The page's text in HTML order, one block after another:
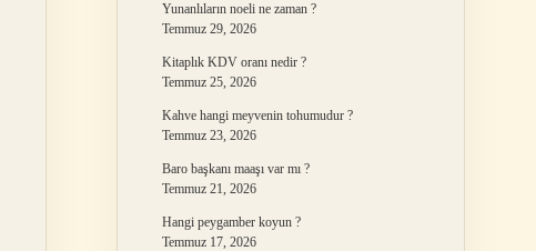
Yunanlıların noeli ne zaman ?
Temmuz 29, 2026
Kitaplık KDV oranı nedir ?
Temmuz 25, 2026
Kahve hangi meyvenin tohumudur ?
Temmuz 23, 2026
Baro başkanı maaşı var mı ?
Temmuz 21, 2026
Hangi peygamber koyun ?
Temmuz 17, 2026